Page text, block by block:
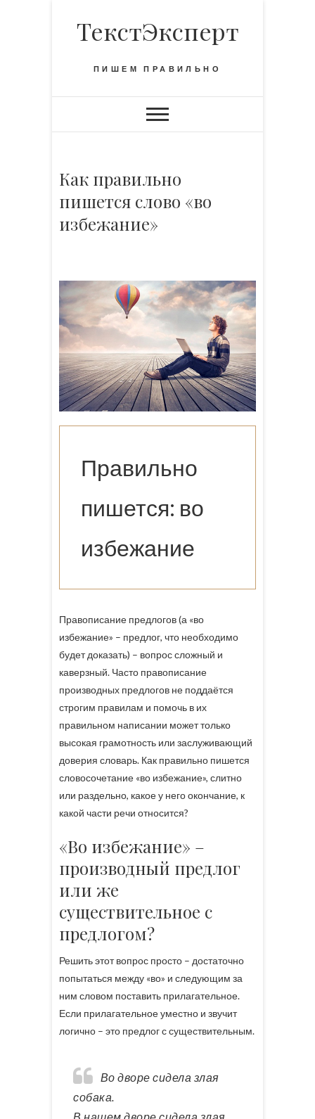
o
o
ТекстЭксперт
ПИШЕМ ПРАВИЛЬНО
Как правильно
пишется слово «во
избежание»
Правильно
пишется: во
избежание
Правописание предлогов (а «во
избежание» – предлог, что необходимо
будет доказать) – вопрос сложный и
каверзный. Часто правописание
производных предлогов не поддаётся
строгим правилам и помочь в их
правильном написании может только
высокая грамотность или заслуживающий
доверия словарь. Как правильно пишется
словосочетание «во избежание», слитно
или раздельно, какое у него окончание, к
какой части речи относится?
«Во избежание» –
производный предлог
или же
существительное с
предлогом?
Решить этот вопрос просто – достаточно
попытаться между «во» и следующим за
ним словом поставить прилагательное.
Если прилагательное уместно и звучит
логично – это предлог с существительным.
Во дворе сидела злая
собака.